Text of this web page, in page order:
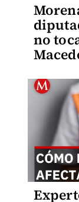
no